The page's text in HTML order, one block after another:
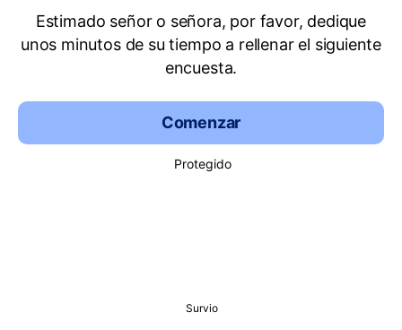
Estimado señor o señora, por favor, dedique
unos minutos de su tiempo a rellenar el siguiente
encuesta.
Comenzar
Protegido
Survio